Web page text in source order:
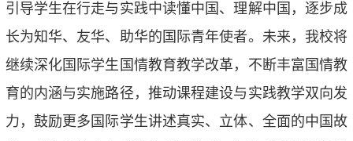
引导学生在行走与实践中读懂中国、理解中国，逐步成
长为知华、友华、助华的国际青年使者。未来，我校将
继续深化国际学生国情教育教学改革，不断丰富国情教
育的内涵与实施路径，推动课程建设与实践教学双向发
力，鼓励更多国际学生讲述真实、立体、全面的中国故